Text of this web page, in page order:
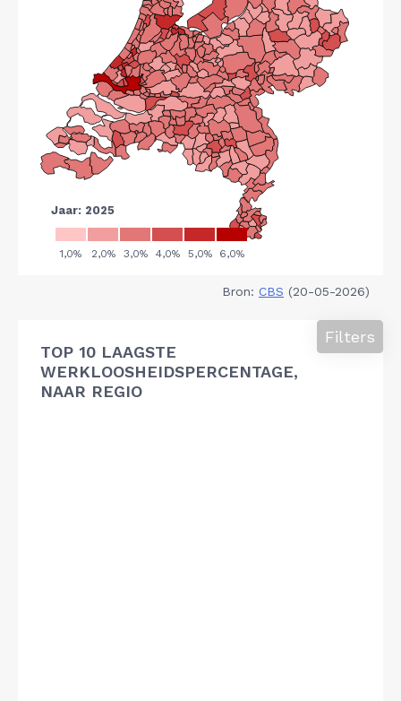
Bron: CBS (20-05-2026)
TOP 10 LAAGSTE
WERKLOOSHEIDSPERCENTAGE,
NAAR REGIO
Filters